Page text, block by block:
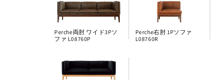
Perche両肘 ワイド3Pソ
ファ L08760P
Perche右肘 1Pソファ
L08760R